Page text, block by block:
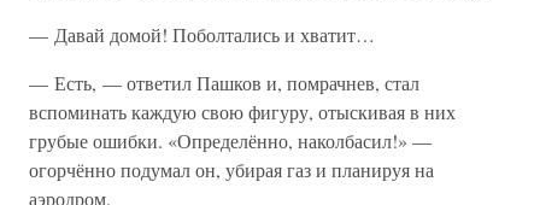
— Давай домой! Поболтались и хватит…
— Есть, — ответил Пашков и, помрачнев, стал
вспоминать каждую свою фигуру, отыскивая в них
грубые ошибки. «Определённо, наколбасил!» —
огорчённо подумал он, убирая газ и планируя на
аэродром.